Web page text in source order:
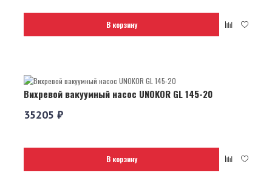
В корзину
Вихревой вакуумный насос UNOKOR GL 145-20
35205 ₽
В корзину